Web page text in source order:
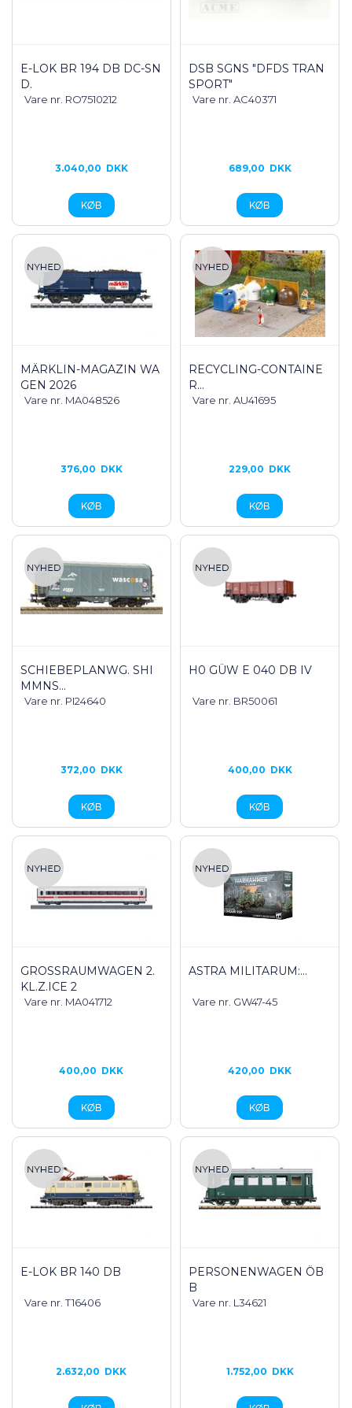
E-LOK BR 194 DB DC-SN
D.
Vare nr. RO7510212
3.040,00 DKK
DSB SGNS "DFDS TRAN
SPORT"
Vare nr. AC40371
689,00 DKK
MÄRKLIN-MAGAZIN WA
GEN 2026
Vare nr. MA048526
376,00 DKK
RECYCLING-CONTAINE
R...
Vare nr. AU41695
229,00 DKK
SCHIEBEPLANWG. SHI
MMNS...
Vare nr. PI24640
372,00 DKK
H0 GÜW E 040 DB IV
Vare nr. BR50061
400,00 DKK
GROSSRAUMWAGEN 2.K
L.Z.ICE 2
Vare nr. MA041712
400,00 DKK
ASTRA MILITARUM:...
Vare nr. GW47-45
420,00 DKK
E-LOK BR 140 DB
Vare nr. T16406
2.632,00 DKK
PERSONENWAGEN ÖB
B
Vare nr. L34621
1.752,00 DKK